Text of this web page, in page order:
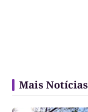
Mais Notícias